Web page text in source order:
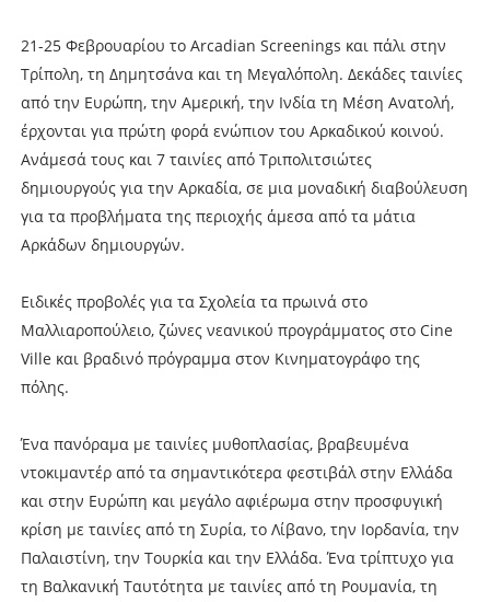
21-25 Φεβρουαρίου το Arcadian Screenings και πάλι στην
Τρίπολη, τη Δημητσάνα και τη Μεγαλόπολη. Δεκάδες ταινίες
από την Ευρώπη, την Αμερική, την Ινδία τη Μέση Ανατολή,
έρχονται για πρώτη φορά ενώπιον του Αρκαδικού κοινού.
Ανάμεσά τους και 7 ταινίες από Τριπολιτσιώτες
δημιουργούς για την Αρκαδία, σε μια μοναδική διαβούλευση
για τα προβλήματα της περιοχής άμεσα από τα μάτια
Αρκάδων δημιουργών.
Ειδικές προβολές για τα Σχολεία τα πρωινά στο
Μαλλιαροπούλειο, ζώνες νεανικού προγράμματος στο Cine
Ville και βραδινό πρόγραμμα στον Κινηματογράφο της
πόλης.
Ένα πανόραμα με ταινίες μυθοπλασίας, βραβευμένα
ντοκιμαντέρ από τα σημαντικότερα φεστιβάλ στην Ελλάδα
και στην Ευρώπη και μεγάλο αφιέρωμα στην προσφυγική
κρίση με ταινίες από τη Συρία, το Λίβανο, την Ιορδανία, την
Παλαιστίνη, την Τουρκία και την Ελλάδα. Ένα τρίπτυχο για
τη Βαλκανική Ταυτότητα με ταινίες από τη Ρουμανία, τη